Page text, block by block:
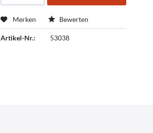
Merken Bewerten
Artikel-Nr.: 53038